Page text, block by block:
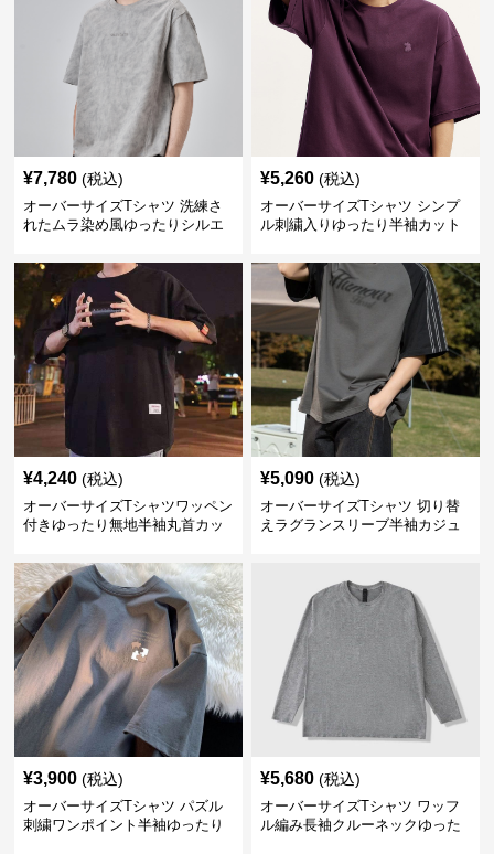
¥7,780 (税込)
オーバーサイズTシャツ 洗練さ
れたムラ染め風ゆったりシルエ
¥5,260 (税込)
オーバーサイズTシャツ シンプ
ル刺繍入りゆったり半袖カット
¥4,240 (税込)
オーバーサイズTシャツワッペン
付きゆったり無地半袖丸首カッ
¥5,090 (税込)
オーバーサイズTシャツ 切り替
えラグランスリーブ半袖カジュ
¥3,900 (税込)
オーバーサイズTシャツ パズル
刺繍ワンポイント半袖ゆったり
¥5,680 (税込)
オーバーサイズTシャツ ワッフ
ル編み長袖クルーネックゆった